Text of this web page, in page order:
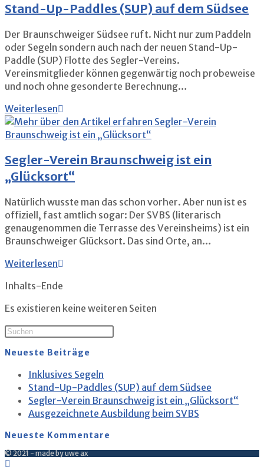
Stand-Up-Paddles (SUP) auf dem Südsee
Der Braunschweiger Südsee ruft. Nicht nur zum Paddeln
oder Segeln sondern auch nach der neuen Stand-Up-
Paddle (SUP) Flotte des Segler-Vereins.
Vereinsmitglieder können gegenwärtig noch probeweise
und noch ohne gesonderte Berechnung…
WeiterlesenStand-
Up-
Paddles
auf
dem
Südsee
Segler-Verein Braunschweig ist ein
„Glücksort“
Natürlich wusste man das schon vorher. Aber nun ist es
offiziell, fast amtlich sogar: Der SVBS (literarisch
genaugenommen die Terrasse des Vereinsheims) ist ein
Braunschweiger Glücksort. Das sind Orte, an…
WeiterlesenSegler-
Braunschweig
ist
ein
„Glücksort“
Inhalts-Ende
Es existieren keine weiteren Seiten
Neueste Beiträge
Inklusives Segeln
Stand-Up-Paddles (SUP) auf dem Südsee
Segler-Verein Braunschweig ist ein „Glücksort“
Ausgezeichnete Ausbildung beim SVBS
Neueste Kommentare
© 2021 - made by uwe ax